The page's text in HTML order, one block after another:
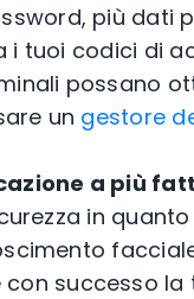
più dati
i tuoi codici di
possano
un gestore
a più
in
successo la